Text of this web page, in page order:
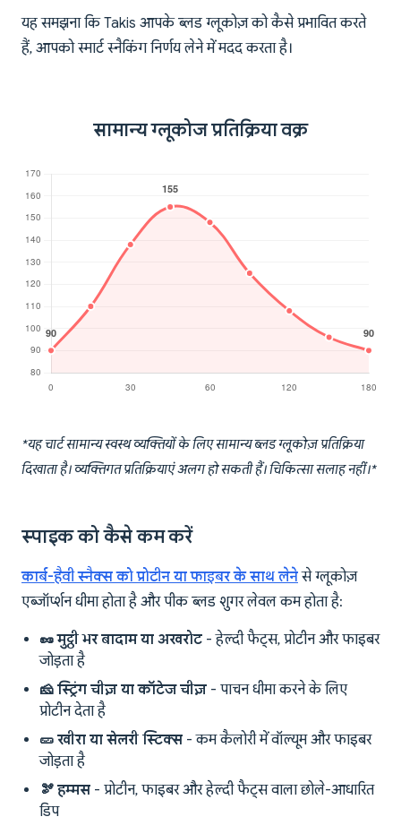
यह समझना कि Takis आपके ब्लड ग्लूकोज़ को कैसे प्रभावित करते
हैं, आपको स्मार्ट स्नैकिंग निर्णय लेने में मदद करता है।
सामान्य ग्लूकोज प्रतिक्रिया वक्र
*यह चार्ट सामान्य स्वस्थ व्यक्तियों के लिए सामान्य ब्लड ग्लूकोज़ प्रतिक्रिया
दिखाता है। व्यक्तिगत प्रतिक्रियाएं अलग हो सकती हैं। चिकित्सा सलाह नहीं।*
स्पाइक को कैसे कम करें
कार्ब-हैवी स्नैक्स को प्रोटीन या फाइबर के साथ लेनेसे ग्लूकोज़
एब्जॉर्प्शन धीमा होता है और पीक ब्लड शुगर लेवल कम होता है:
🥜 मुट्ठी भर बादाम या अखरोट - हेल्दी फैट्स, प्रोटीन और फाइबर
जोड़ता है
🧀 स्ट्रिंग चीज़ या कॉटेज चीज़ - पाचन धीमा करने के लिए
प्रोटीन देता है
🥒 खीरा या सेलरी स्टिक्स - कम कैलोरी में वॉल्यूम और फाइबर
जोड़ता है
🫘 हम्मस - प्रोटीन, फाइबर और हेल्दी फैट्स वाला छोले-आधारित
डिप